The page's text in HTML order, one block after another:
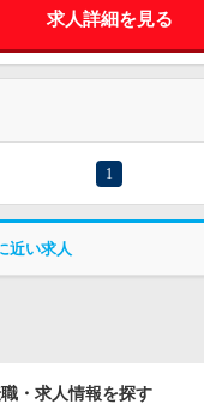
求人詳細を見る
1
近い求人
・求人情報を探す